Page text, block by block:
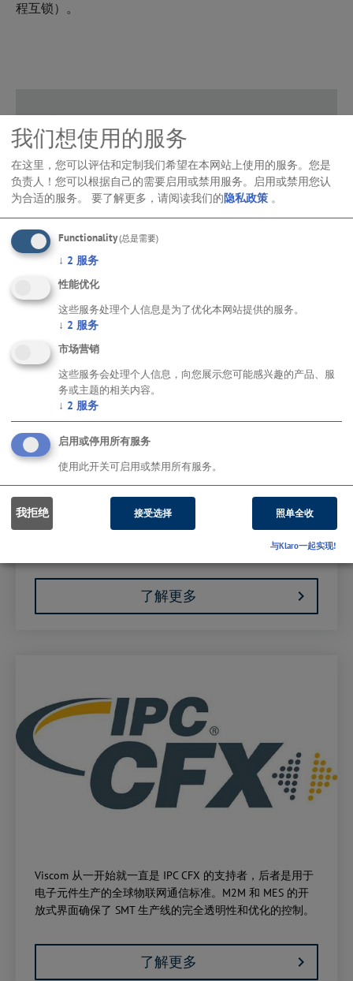
程互锁）。
Case Study: The latest transmission controls for
utility vehicles – inspected with 3D SPI and 3D AOI
from Viscom
PDF-下载
不分制造商的 M2M 通信的“Hermes 标准”- 提供过程数据的
了解更多
Viscom 从一开始就一直是 IPC CFX 的支持者，后者是用于
电子元件生产的全球物联网通信标准。M2M 和 MES 的开
放式界面确保了 SMT 生产线的完全透明性和优化的控制。
了解更多
我们想使用的服务
在这里，您可以评估和定制我们希望在本网站上使用的服务。您是
负责人！您可以根据自己的需要启用或禁用服务。启用或禁用您认
为合适的服务。
要了解更多，请阅读我们的隐私政策 。
Functionality(总是需要)
↓ 2 服务
性能优化
这些服务处理个人信息是为了优化本网站提供的服务。
↓ 2 服务
市场营销
这些服务会处理个人信息，向您展示您可能感兴趣的产品、服
务或主题的相关内容。
↓ 2 服务
启用或停用所有服务
使用此开关可启用或禁用所有服务。
我拒绝 接受选择 照单全收
与Klaro一起实现!